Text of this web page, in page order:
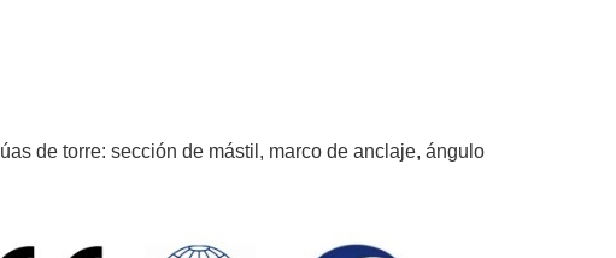
de torre: sección de mástil, marco de anclaje, ángulo